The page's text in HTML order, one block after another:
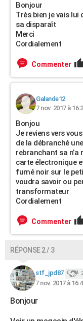
Bonjour
Très bien je vais lui
sa disparaît
Merci
Cordialement
Commenter
Galande12
7 nov. 2017 à
Bonjou
Je reviens vers
de la débranché
rebranchant sa n’a
carte électronique
fumé noir sur le
voudra savoir ou
transformateur
Cordialement
Commenter
RÉPONSE 2 / 3
stf_jpd87
7 nov. 2017 à
Bonjour